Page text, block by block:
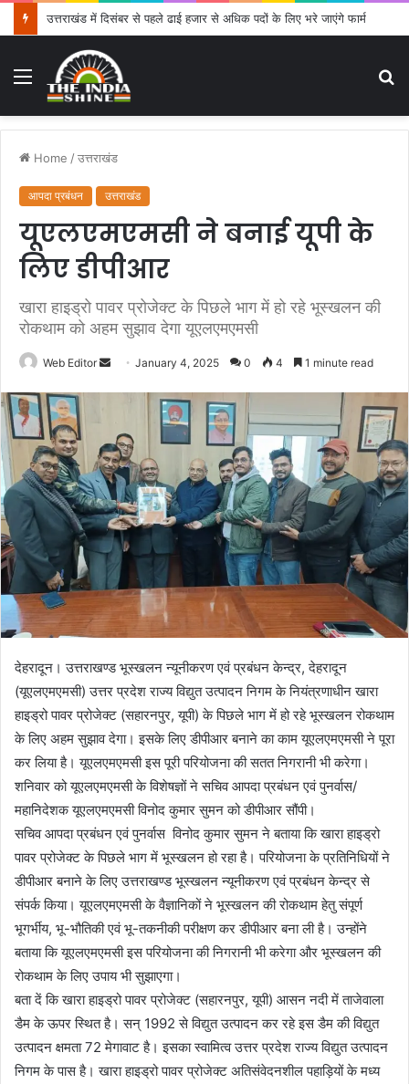
उत्तराखंड में दिसंबर से पहले ढाई हजार से अधिक पदों के लिए भरे जाएंगे फार्म
Menu
Home /उत्तराखंड
आपदा प्रबंधन उत्तराखंड
यूएलएमएमसी ने बनाई यूपी के
लिए डीपीआर
खारा हाइड्रो पावर प्रोजेक्ट के पिछले भाग में हो रहे भूस्खलन की
रोकथाम को अहम सुझाव देगा यूएलएमएमसी
Web Editor
a
n
e
m
a
January 4, 2025 0 4 1 minute read
देहरादून। उत्तराखण्ड भूस्खलन न्यूनीकरण एवं प्रबंधन केन्द्र, देहरादून
(यूएलएमएमसी) उत्तर प्रदेश राज्य विद्युत उत्पादन निगम के नियंत्रणाधीन खारा
हाइड्रो पावर प्रोजेक्ट (सहारनपुर, यूपी) के पिछले भाग में हो रहे भूस्खलन रोकथाम
के लिए अहम सुझाव देगा। इसके लिए डीपीआर बनाने का काम यूएलएमएमसी ने पूरा
कर लिया है। यूएलएमएमसी इस पूरी परियोजना की सतत निगरानी भी करेगा।
शनिवार को यूएलएमएमसी के विशेषज्ञों ने सचिव आपदा प्रबंधन एवं पुनर्वास/
महानिदेशक यूएलएमएमसी विनोद कुमार सुमन को डीपीआर सौंपी।
सचिव आपदा प्रबंधन एवं पुनर्वास विनोद कुमार सुमन ने बताया कि खारा हाइड्रो
पावर प्रोजेक्ट के पिछले भाग में भूस्खलन हो रहा है। परियोजना के प्रतिनिधियों ने
डीपीआर बनाने के लिए उत्तराखण्ड भूस्खलन न्यूनीकरण एवं प्रबंधन केन्द्र से
संपर्क किया। यूएलएमएमसी के वैज्ञानिकों ने भूस्खलन की रोकथाम हेतु संपूर्ण
भूगर्भीय, भू-भौतिकी एवं भू-तकनीकी परीक्षण कर डीपीआर बना ली है। उन्होंने
बताया कि यूएलएमएमसी इस परियोजना की निगरानी भी करेगा और भूस्खलन की
रोकथाम के लिए उपाय भी सुझाएगा।
बता दें कि खारा हाइड्रो पावर प्रोजेक्ट (सहारनपुर, यूपी) आसन नदी में ताजेवाला
डैम के ऊपर स्थित है। सन् 1992 से विद्युत उत्पादन कर रहे इस डैम की विद्युत
उत्पादन क्षमता 72 मेगावाट है। इसका स्वामित्व उत्तर प्रदेश राज्य विद्युत उत्पादन
निगम के पास है। खारा हाइड्रो पावर प्रोजेक्ट अतिसंवेदनशील पहाड़ियों के मध्य